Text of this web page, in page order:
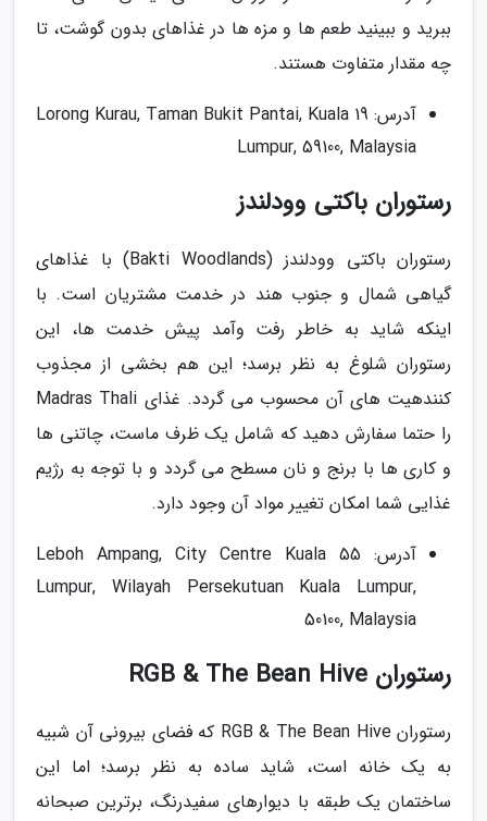
ببرید و ببینید طعم ها و مزه ها در غذاهای بدون گوشت، تا
چه مقدار متفاوت هستند.
آدرس: 19 Lorong Kurau, Taman Bukit Pantai, Kuala
Lumpur, 59100, Malaysia
رستوران باکتی وودلندز
رستوران باکتی وودلندز (Bakti Woodlands) با غذاهای
گیاهی شمال و جنوب هند در خدمت مشتریان است. با
اینکه شاید به خاطر رفت وآمد پیش خدمت ها، این
رستوران شلوغ به نظر برسد؛ این هم بخشی از مجذوب
کنندهیت های آن محسوب می گردد. غذای Madras Thali
را حتما سفارش دهید که شامل یک ظرف ماست، چاتنی ها
و کاری ها با برنج و نان مسطح می گردد و با توجه به رژیم
غذایی شما امکان تغییر مواد آن وجود دارد.
آدرس: 55 Leboh Ampang, City Centre Kuala
Lumpur, Wilayah Persekutuan Kuala Lumpur,
50100, Malaysia
رستوران RGB & The Bean Hive
رستوران RGB & The Bean Hive که فضای بیرونی آن شبیه
به یک خانه است، شاید ساده به نظر برسد؛ اما این
ساختمان یک طبقه با دیوارهای سفیدرنگ، برترین صبحانه